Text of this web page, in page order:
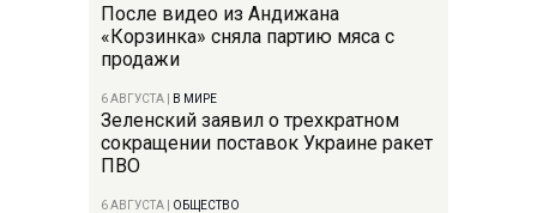
После видео из Андижана
«Корзинка» сняла партию мяса с
продажи
6 АВГУСТА В МИРЕ
Зеленский заявил о трехкратном
сокращении поставок Украине ракет
ПВО
6 АВГУСТА ОБЩЕСТВО